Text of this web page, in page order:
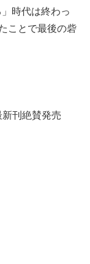
時代は終わっ
ことで最後の砦
刊絶賛発売